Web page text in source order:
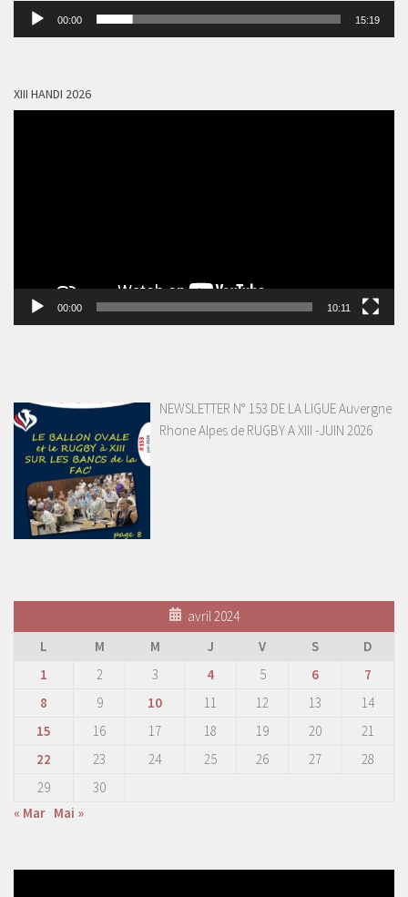
Lecteur
00:00 15:19
XIII HANDI 2026
00:00 10:11
NEWSLETTER N° 153 DE LA LIGUE Auvergne
Rhone Alpes de RUGBY A XIII -JUIN 2026
avril 2024
L
M M J V S
D
1
2 3 4 5 6
7
8
9 10 11 12 13
14
15
16 17 18 19 20
21
22
23 24 25 26 27
28
29
30
« Mar Mai »